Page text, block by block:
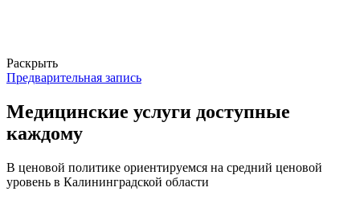
Раскрыть
Предварительная запись
Медицинские услуги доступные
каждому
В ценовой политике ориентируемся на средний ценовой
уровень в Калининградской области